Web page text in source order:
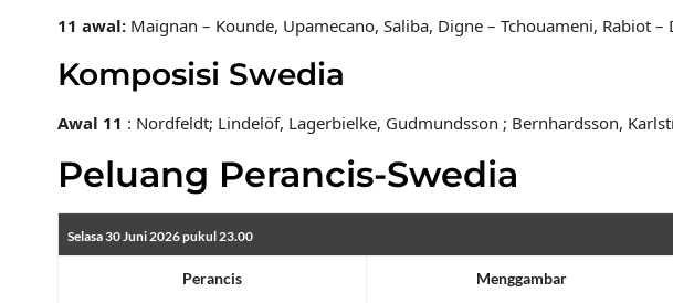
11 awal: Maignan – Kounde, Upamecano, Saliba, Digne – Tchouameni, Rabiot
Komposisi Swedia
Awal 11 : Nordfeldt; Lindelöf, Lagerbielke, Gudmundsson ; Bernhardsson,
Peluang Perancis-Swedia
Selasa 30 Juni 2026 pukul 23.00
Perancis Menggambar